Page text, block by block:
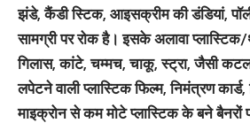
झंडे, कैंडी स्टिक, आइसक्रीम की डंडियां,
सामग्री पर रोक है। इसके अलावा
गिलास, कांटे, चम्मच, चाकू, स्ट्रा, जैसी
लपेटने वाली प्लास्टिक फिल्म, निमंत्रण
माइक्रोन से कम मोटे प्लास्टिक के बने बैनरों